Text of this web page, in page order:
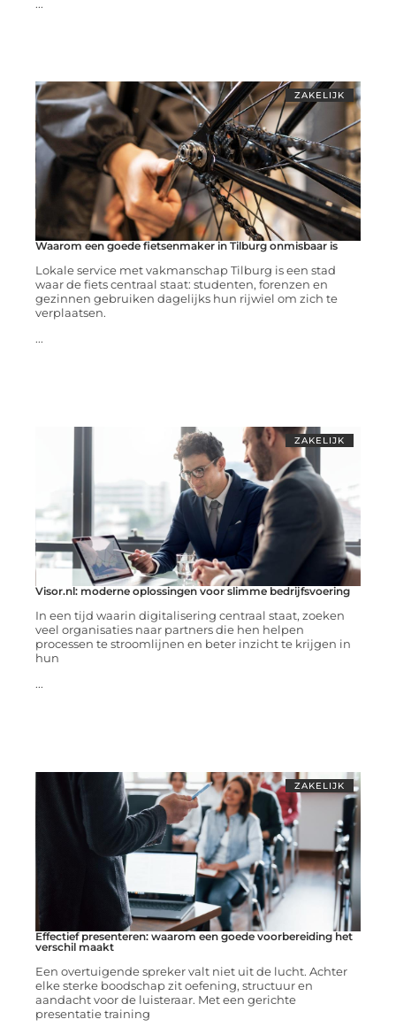
...
ZAKELIJK
Waarom een goede fietsenmaker in Tilburg onmisbaar is
Lokale service met vakmanschap Tilburg is een stad
waar de fiets centraal staat: studenten, forenzen en
gezinnen gebruiken dagelijks hun rijwiel om zich te
verplaatsen.
...
ZAKELIJK
Visor.nl: moderne oplossingen voor slimme bedrijfsvoering
In een tijd waarin digitalisering centraal staat, zoeken
veel organisaties naar partners die hen helpen
processen te stroomlijnen en beter inzicht te krijgen in
hun
...
ZAKELIJK
Effectief presenteren: waarom een goede voorbereiding het
verschil maakt
Een overtuigende spreker valt niet uit de lucht. Achter
elke sterke boodschap zit oefening, structuur en
aandacht voor de luisteraar. Met een gerichte
presentatie training